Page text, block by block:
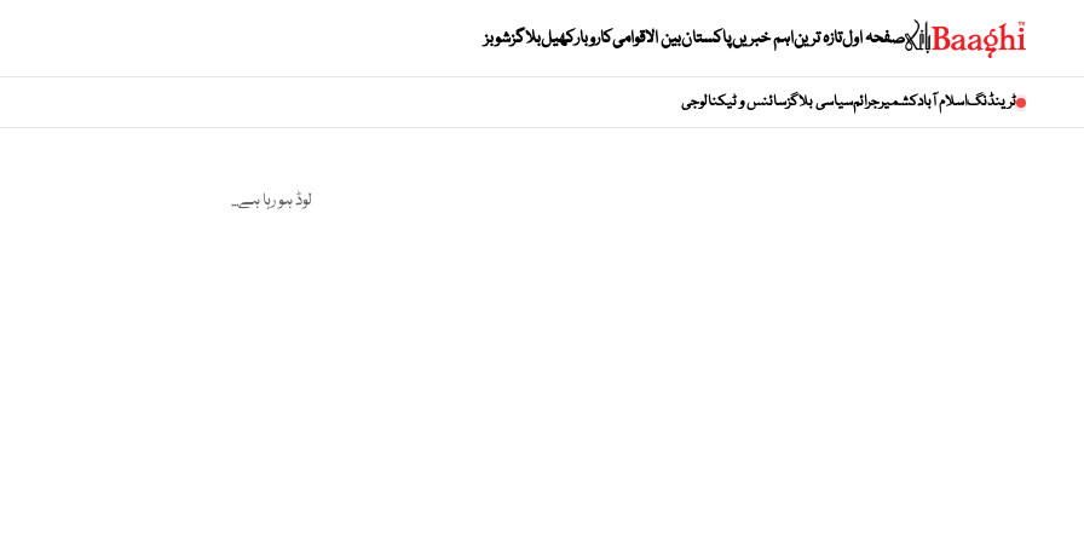
صفحہ اولتازہ تریناہم خبریںپاکستانبین الاقوامیکاروبارکھیلبلاگزشوبز
ٹرینڈنگاسلام آبادکشمیرجرائمسیاسی بلاگزسائنس و ٹیکنالوجی
لوڈ ہو رہا ہے...